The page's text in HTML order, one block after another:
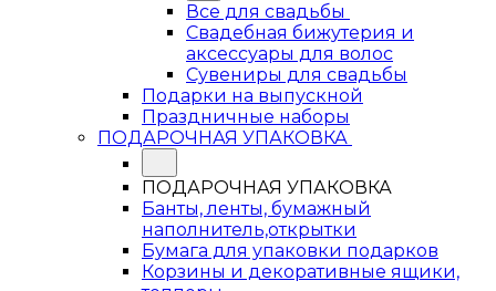
Все для свадьбы
Свадебная бижутерия и
аксессуары для волос
Сувениры для свадьбы
Подарки на выпускной
Праздничные наборы
ПОДАРОЧНАЯ УПАКОВКА
ПОДАРОЧНАЯ УПАКОВКА
Банты, ленты, бумажный
наполнитель,открытки
Бумага для упаковки подарков
Корзины и декоративные ящики,